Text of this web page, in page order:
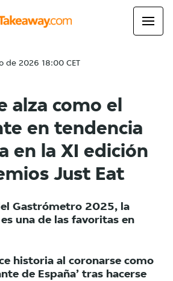
de 2026 18:00 CET
alza como el
en tendencia
en la XI edición
Just Eat
Gastrómetro 2025, la
una de las favoritas en
historia al coronarse como
de España’ tras hacerse